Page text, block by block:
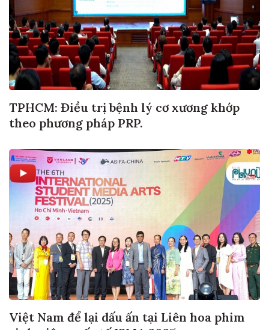
TPHCM: Điều trị bệnh lý cơ xương khớp
theo phương pháp PRP.
Việt Nam để lại dấu ấn tại Liên hoa phim